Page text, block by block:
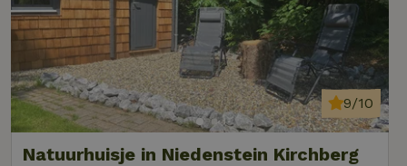
Natuurhuisje in Niedenstein Kirchberg
9/10